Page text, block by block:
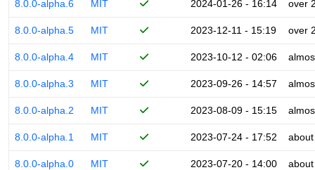
8.0.0-alpha.6 MIT 2024-01-26 - 16:14 over
8.0.0-alpha.5 MIT 2023-12-11 - 15:19 over
8.0.0-alpha.4 MIT 2023-10-12 - 02:06
8.0.0-alpha.3 MIT 2023-09-26 - 14:57
8.0.0-alpha.2 MIT 2023-08-09 - 15:15
8.0.0-alpha.1 MIT 2023-07-24 - 17:52
8.0.0-alpha.0 MIT 2023-07-20 - 14:00